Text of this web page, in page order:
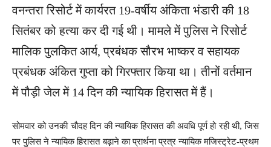
वनन्तरा रिसोर्ट में कार्यरत 19-वर्षीय अंकिता भंडारी की 18
सितंबर को हत्या कर दी गई थी। मामले में पुलिस ने रिसोर्ट
मालिक पुलकित आर्य, प्रबंधक सौरभ भाष्कर व सहायक
प्रबंधक अंकित गुप्ता को गिरफ्तार किया था। तीनों वर्तमान
में पौड़ी जेल में 14 दिन की न्यायिक हिरासत में हैं।
सोमवार को उनकी चौदह दिन की न्यायिक हिरासत की अवधि पूर्ण हो रही थी, जिस
पर पुलिस ने न्यायिक हिरासत बढ़ाने का प्रार्थना प्रत्र न्यायिक मजिस्ट्रेट-प्रथम